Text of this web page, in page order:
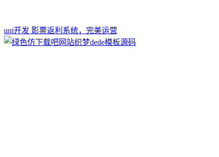
uni开发 影票返利系统，完美运营